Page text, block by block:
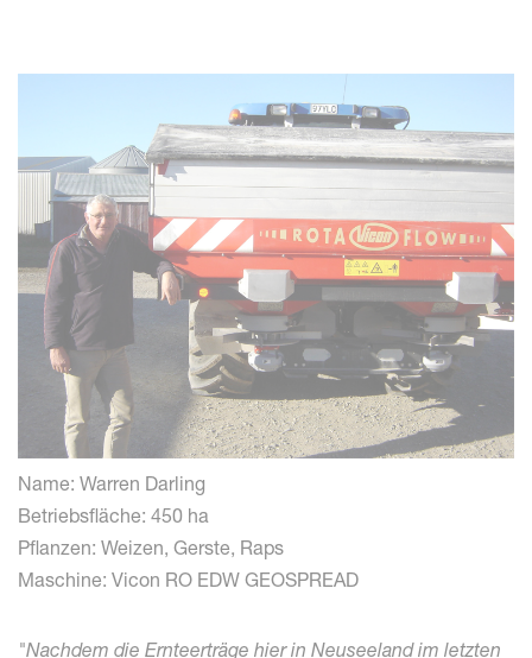
Name: Warren Darling
Betriebsfläche: 450 ha
Pflanzen: Weizen, Gerste, Raps
Maschine: Vicon RO EDW GEOSPREAD
"Nachdem die Ernteerträge hier in Neuseelandim letzten